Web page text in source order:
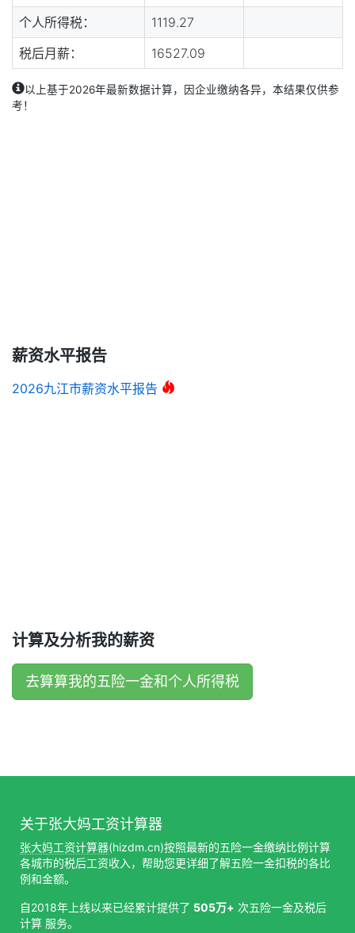
个人所得税：
1119.27
税后月薪：
16527.09
以上基于2026年最新数据计算，因企业缴纳各异，本结果仅供参
考！
薪资水平报告
2026九江市薪资水平报告
计算及分析我的薪资
去算算我的五险一金和个人所得税
关于张大妈工资计算器
张大妈工资计算器(hizdm.cn)按照最新的五险一金缴纳比例计算
各城市的税后工资收入，帮助您更详细了解五险一金扣税的各比
例和金额。
自2018年上线以来已经累计提供了 505万+ 次五险一金及税后
计算 服务。